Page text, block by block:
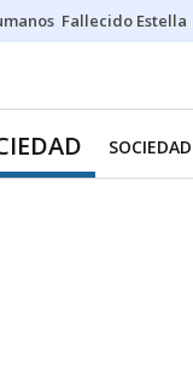
Fallecido Estella
SOCIEDAD